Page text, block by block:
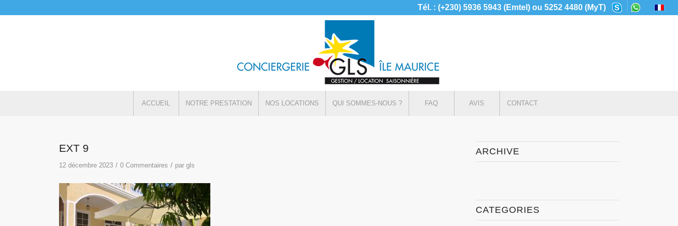
Tél. : (+230) 5936 5943 (Emtel) ou 5252 4480 (MyT)
ACCUEIL NOTRE PRESTATION NOS LOCATIONS QUI SOMMES-NOUS ? FAQ AVIS CONTACT
EXT 9
12 décembre 2023 / 0 Commentaires / pargls
ARCHIVE
CATEGORIES